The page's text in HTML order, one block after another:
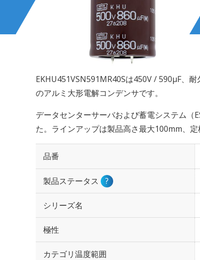
EKHU451VSN591MR40Sは450V / 590µF、
のアルミ大形電解コンデンサです。
データセンターサーバおよび蓄電システム（
た。ラインアップは製品高さ最大100mm、定
品番
製品ステータス ?
シリーズ名
極性
カテゴリ温度範囲